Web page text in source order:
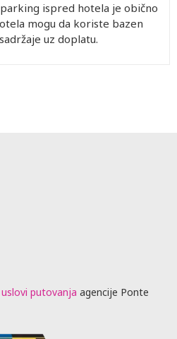
ispred hotela je obično
mogu da koriste bazen
uz doplatu.
putovanja agencije Ponte